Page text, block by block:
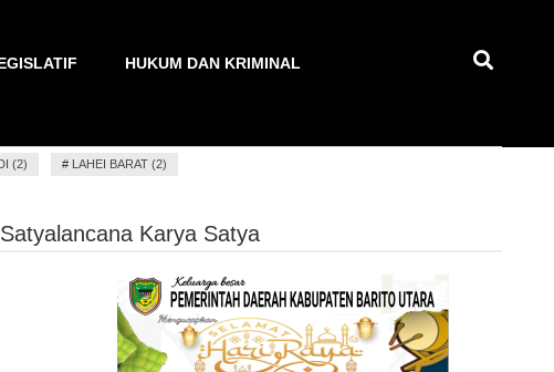
HUKUM DAN KRIMINAL
(2) # LAHEI BARAT (2)
Karya Satya